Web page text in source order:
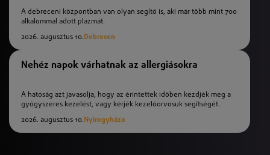
A debreceni központban van olyan segítő is, aki már több mint 700
alkalommal adott plazmát.
2026. augusztus 10.Debrecen
Nehéz napok várhatnak az allergiásokra
A hatóság azt javasolja, hogy az érintettek időben kezdjék meg a
gyógyszeres kezelést, vagy kérjék kezelőorvosuk segítségét.
2026. augusztus 10. Nyíregyháza